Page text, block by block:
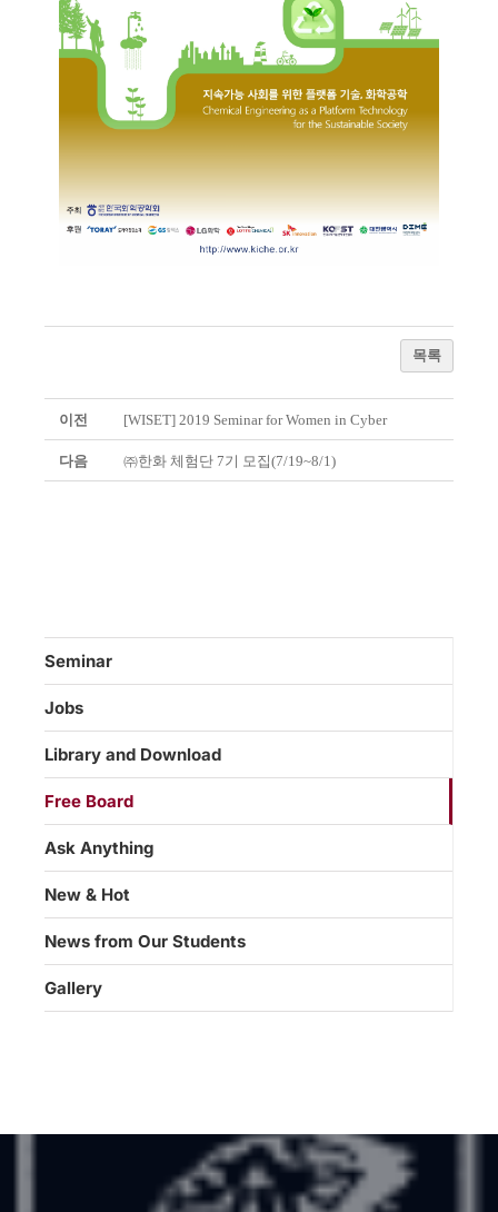
목록
이전 [WISET] 2019 Seminar for Women in Cyber
다음 ㈜한화 체험단 7기 모집(7/19~8/1)
Seminar
Jobs
Library and Download
Free Board
Ask Anything
New & Hot
News from Our Students
Gallery